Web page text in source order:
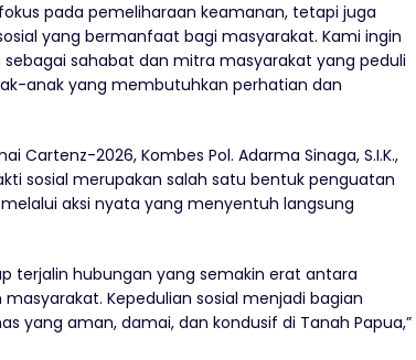
pada pemeliharaan keamanan, tetapi juga
yang bermanfaat bagi masyarakat. Kami ingin
sahabat dan mitra masyarakat yang peduli
anak yang membutuhkan perhatian dan
Cartenz-2026, Kombes Pol. Adarma Sinaga, S.I.K.,
sosial merupakan salah satu bentuk penguatan
aksi nyata yang menyentuh langsung
terjalin hubungan yang semakin erat antara
Kepedulian sosial menjadi bagian
yang aman, damai, dan kondusif di Tanah Papua,”